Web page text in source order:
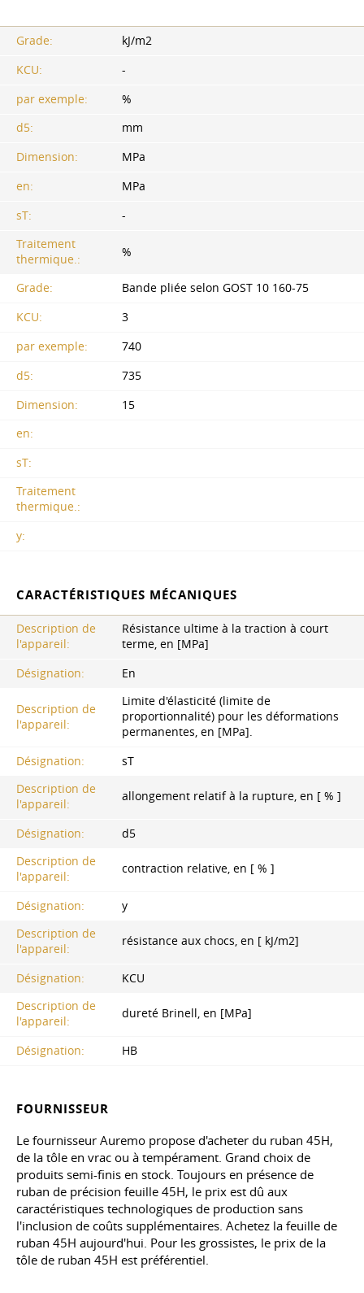
Grade:
kJ/m2
KCU:
-
par exemple:
%
d5:
mm
Dimension:
MPa
en:
MPa
sT:
-
Traitement
thermique.:
%
Grade:
Bande pliée selon GOST 10 160-75
KCU:
3
par exemple:
740
d5:
735
Dimension:
15
en:
sT:
Traitement
thermique.:
y:
CARACTÉRISTIQUES MÉCANIQUES
Description de
l'appareil:
Résistance ultime à la traction à court
terme, en [MPa]
Désignation:
En
Description de
l'appareil:
Limite d'élasticité (limite de
proportionnalité) pour les déformations
permanentes, en [MPa].
Désignation:
sT
Description de
l'appareil:
allongement relatif à la rupture, en [ % ]
Désignation:
d5
Description de
l'appareil:
contraction relative, en [ % ]
Désignation:
y
Description de
l'appareil:
résistance aux chocs, en [ kJ/m2]
Désignation:
KCU
Description de
l'appareil:
dureté Brinell, en [MPa]
Désignation: HB
FOURNISSEUR
Le fournisseur Auremo propose d'acheter du ruban 45H,
de la tôle en vrac ou à tempérament. Grand choix de
produits semi-finis en stock. Toujours en présence de
ruban de précision feuille 45H, le prix est dû aux
caractéristiques technologiques de production sans
l'inclusion de coûts supplémentaires. Achetez la feuille de
ruban 45H aujourd'hui. Pour les grossistes, le prix de la
tôle de ruban 45H est préférentiel.